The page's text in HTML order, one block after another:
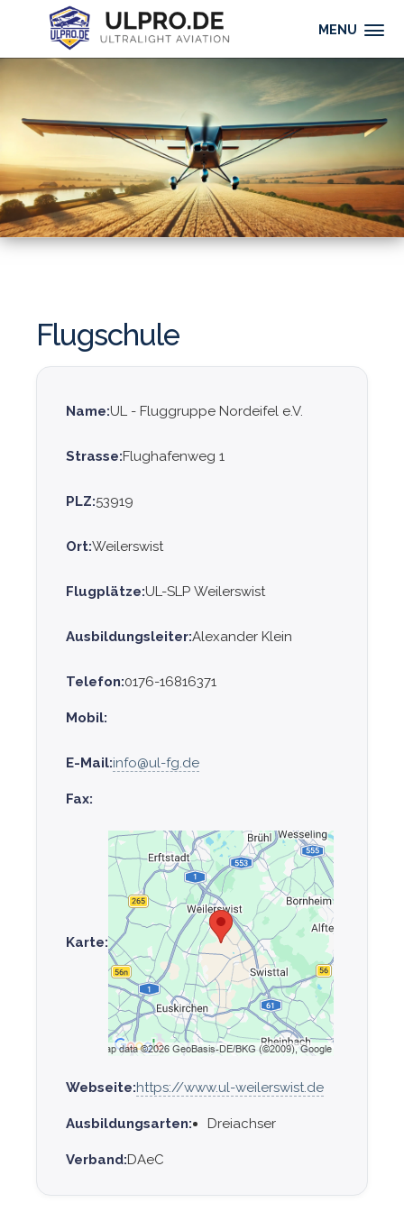
MENU
Flugschule
Name:UL - Fluggruppe Nordeifel e.V.
Strasse:Flughafenweg 1
PLZ:53919
Ort:Weilerswist
Flugplätze:UL-SLP Weilerswist
Ausbildungsleiter:Alexander Klein
Telefon:0176-16816371
Mobil:
E-Mail:info@ul-fg.de
Fax:
Karte:
Webseite:https://www.ul-weilerswist.de
Ausbildungsarten: Dreiachser
Verband:DAeC